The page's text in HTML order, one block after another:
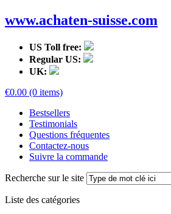
www.achaten-suisse.com
US Toll free:
Regular US:
UK:
€0.00 (0 items)
Bestsellers
Testimonials
Questions fréquentes
Contactez-nous
Suivre la commande
Recherche sur le site
Liste des catégories